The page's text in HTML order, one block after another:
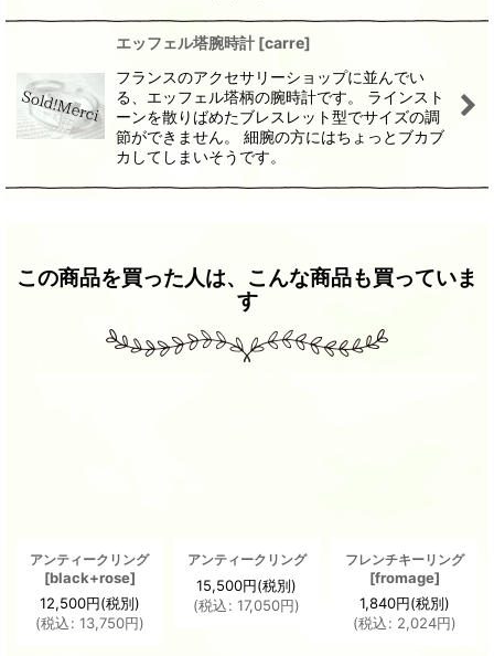
エッフェル塔腕時計 [carre]
フランスのアクセサリーショップに並んでい
る、エッフェル塔柄の腕時計です。 ラインスト
ーンを散りばめたブレスレット型でサイズの調
節ができません。 細腕の方にはちょっとブカブ
カしてしまいそうです。
この商品を買った人は、こんな商品も買っていま
す
アンティークリング
[black+rose]
12,500円(税別)
(税込: 13,750円)
アンティークリング
15,500円(税別)
(税込: 17,050円)
フレンチキーリング
[fromage]
1,840円(税別)
(税込: 2,024円)